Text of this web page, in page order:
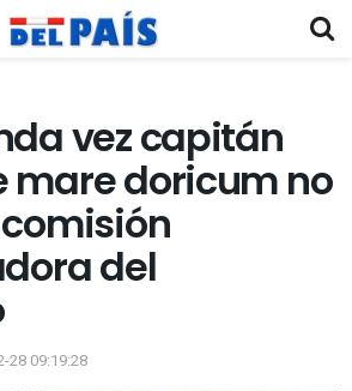
vez capitán
mare doricum no
del
28 09:19:28